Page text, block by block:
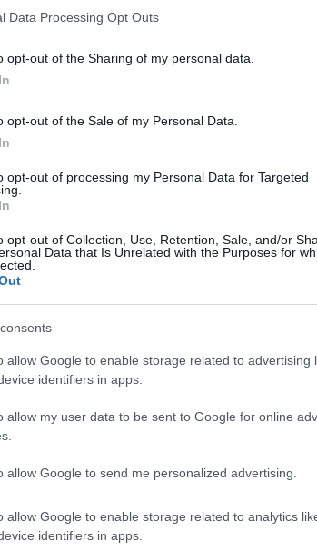
Data Processing Opt Outs
opt-out of the Sharing of my personal data.
opt-out of the Sale of my Personal Data.
opt-out of processing my Personal Data for Targeted
opt-out of Collection, Use, Retention, Sale, and/or
Data that Is Unrelated with the Purposes for
allow Google to enable storage related to advertising
identifiers in apps.
allow my user data to be sent to Google for online
allow Google to send me personalized advertising.
allow Google to enable storage related to analytics
identifiers in apps.
18-án vasárnap tartott születésnapi
fejezte ki a házias, finom, bőséges
, ahogy a kívánságokat teljesítettétek,
nevében is: Onczay Zsolt és Onczay